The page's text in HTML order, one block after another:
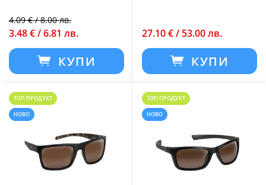
4.09 € / 8.00 лв.
3.48 € / 6.81 лв.
КУПИ
27.10 € / 53.00 лв.
КУПИ
ТОП ПРОДУКТ
НОВО
ТОП ПРОДУКТ
НОВО